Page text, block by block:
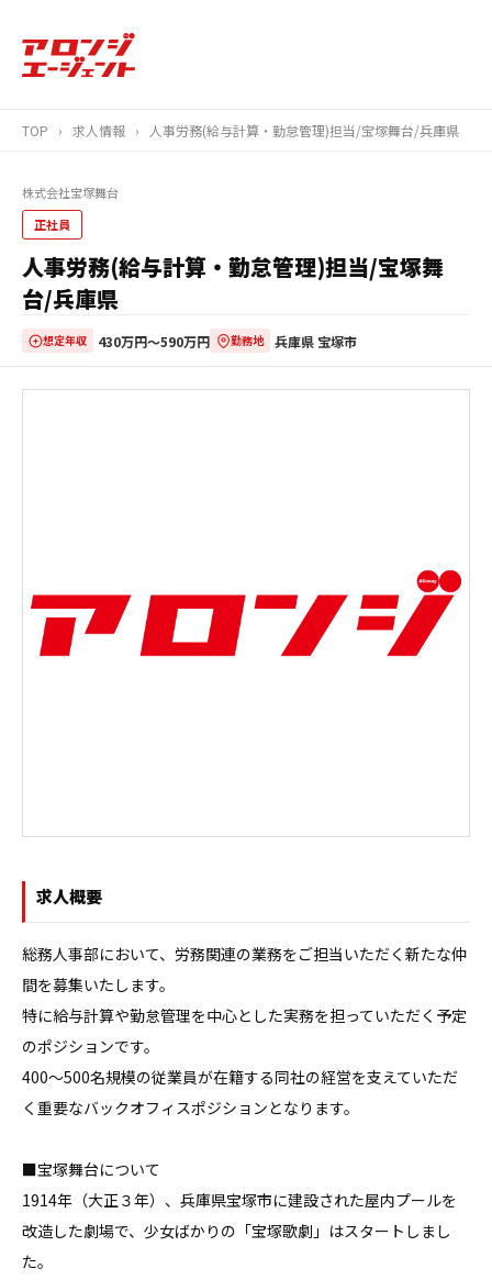
TOP › 求人情報 › 人事労務(給与計算・勤怠管理)担当/宝塚舞台/兵庫県
株式会社宝塚舞台
正社員
人事労務(給与計算・勤怠管理)担当/宝塚舞
台/兵庫県
想定年収 430万円〜590万円 勤務地 兵庫県 宝塚市
求人概要
総務人事部において、労務関連の業務をご担当いただく新たな仲
間を募集いたします。
特に給与計算や勤怠管理を中心とした実務を担っていただく予定
のポジションです。
400～500名規模の従業員が在籍する同社の経営を支えていただ
く重要なバックオフィスポジションとなります。
■宝塚舞台について
1914年（大正３年）、兵庫県宝塚市に建設された屋内プールを
改造した劇場で、少女ばかりの「宝塚歌劇」はスタートしまし
た。